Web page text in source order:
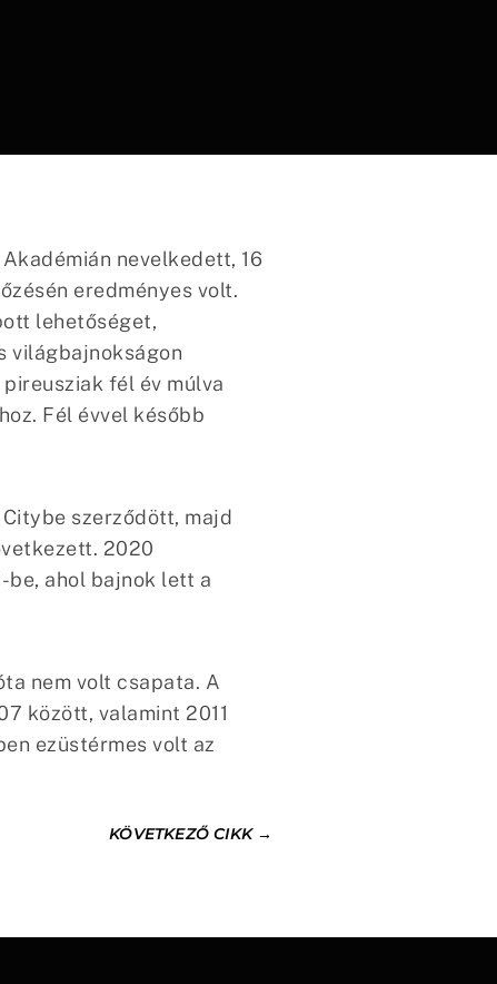
nevelkedett, 16
eredményes volt.
lehetőséget,
világbajnokságon
fél év múlva
Fél évvel később
szerződött, majd
2020
ahol bajnok lett a
nem volt csapata. A
között, valamint 2011
ezüstérmes volt az
KÖVETKEZŐ CIKK→